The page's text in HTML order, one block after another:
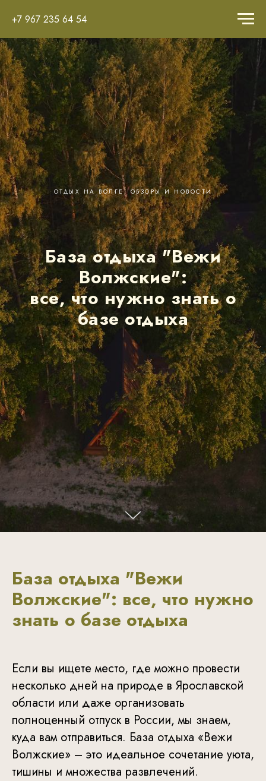
+7 967 235 64 54
ОТДЫХ НА ВОЛГЕ: ОБЗОРЫ И НОВОСТИ
База отдыха "Вежи
Волжские":
все, что нужно знать о
базе отдыха
База отдыха "Вежи
Волжские": все, что нужно
знать о базе отдыха
Если вы ищете место, где можно провести
несколько дней на природе в Ярославской
области или даже организовать
полноценный отпуск в России, мы знаем,
куда вам отправиться. База отдыха «Вежи
Волжские» – это идеальное сочетание уюта,
тишины и множества развлечений.